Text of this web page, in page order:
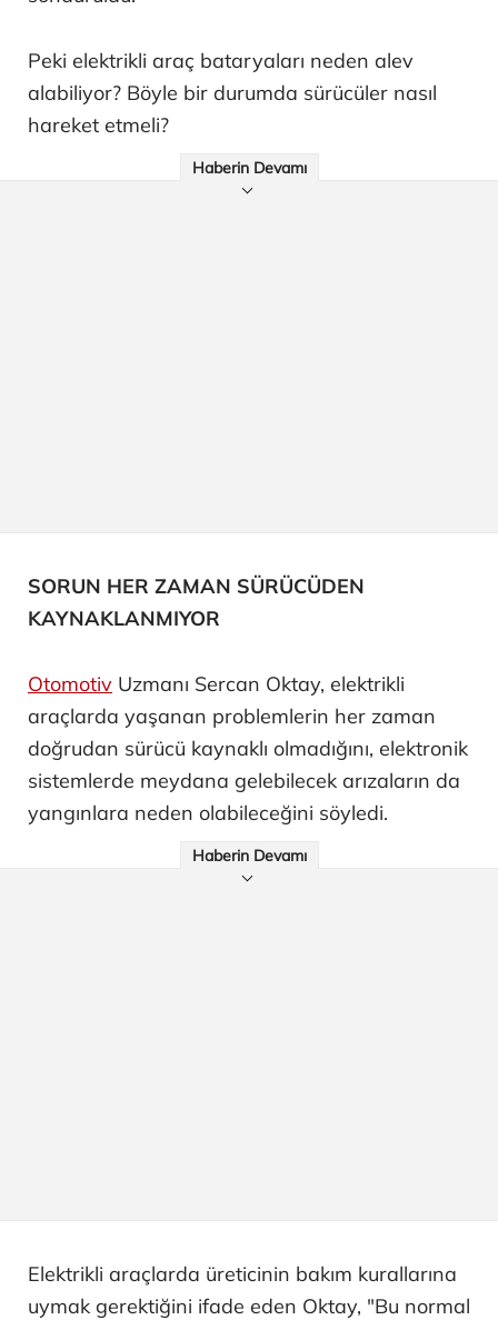
Peki elektrikli araç bataryaları neden alev
alabiliyor? Böyle bir durumda sürücüler nasıl
hareket etmeli?
Haberin Devamı
SORUN HER ZAMAN SÜRÜCÜDEN
KAYNAKLANMIYOR
Otomotiv Uzmanı Sercan Oktay, elektrikli
araçlarda yaşanan problemlerin her zaman
doğrudan sürücü kaynaklı olmadığını, elektronik
sistemlerde meydana gelebilecek arızaların da
yangınlara neden olabileceğini söyledi.
Haberin Devamı
Elektrikli araçlarda üreticinin bakım kurallarına
uymak gerektiğini ifade eden Oktay, "Bu normal